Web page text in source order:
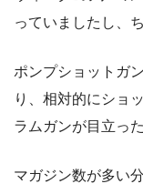
っていましたし、
ポンプショットガ
り、相対的にショ
ラムガンが目立っ
マガジン数が多い